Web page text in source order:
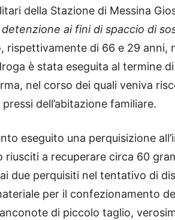
della Stazione di Messina
detenzione ai fini di spaccio di
rispettivamente di 66 e 29 anni,
è stata eseguita al termine
nel corso dei quali veniva
dell’abitazione familiare.
eseguito una perquisizione
riusciti a recuperare circa 60
due perquisiti nel tentativo di
per il confezionamento
di piccolo taglio,